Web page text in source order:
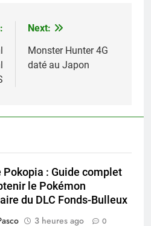
Next:
Monster Hunter 4G
daté au Japon
Pokopia : Guide complet
le Pokémon
du DLC Fonds-Bulleux
3 heures ago 0